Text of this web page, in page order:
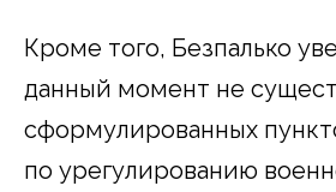
Кроме того, Безпалько
данный момент не
сформулированных
по урегулированию